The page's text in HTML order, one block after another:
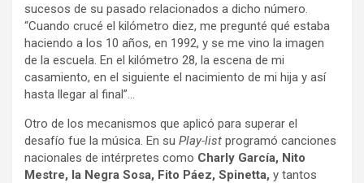
sucesos de su pasado relacionados a dicho número.
“Cuando crucé el kilómetro diez, me pregunté qué estaba
haciendo a los 10 años, en 1992, y se me vino la imagen
de la escuela. En el kilómetro 28, la escena de mi
casamiento, en el siguiente el nacimiento de mi hija y así
hasta llegar al final”…
Otro de los mecanismos que aplicó para superar el
desafío fue la música. En su Play-list programó canciones
nacionales de intérpretes como Charly García, Nito
Mestre, la Negra Sosa, Fito Páez, Spinetta, y tantos